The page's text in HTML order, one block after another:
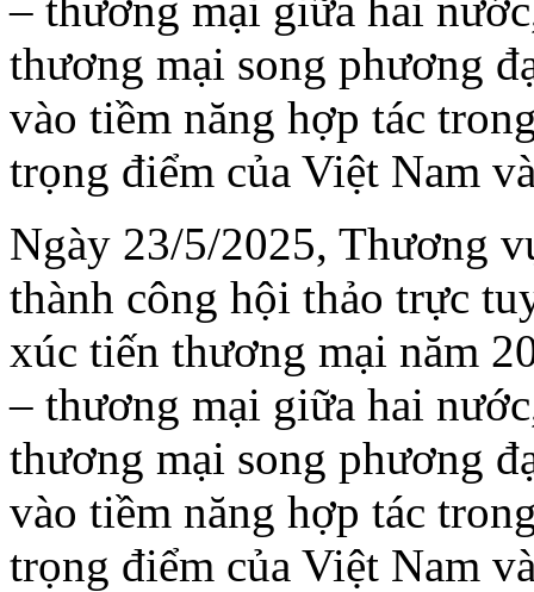
thương mại song phương
vào tiềm năng hợp tác
trọng điểm của Việt Nam
Ngày 23/5/2025, Thương
thành công hội thảo trực
xúc tiến thương mại năm
– thương mại giữa hai
thương mại song phương
vào tiềm năng hợp tác
trọng điểm của Việt Nam